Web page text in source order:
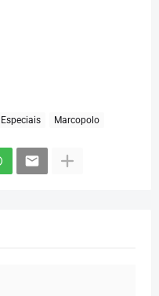
Especiais Marcopolo